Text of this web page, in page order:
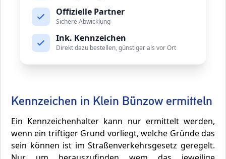
Offizielle Partner
Sichere Abwicklung
Ink. Kennzeichen
Direkt dazu bestellen, günstiger als vor Ort
Kennzeichen in Klein Bünzow ermitteln
Ein Kennzeichenhalter kann nur ermittelt werden,
wenn ein triftiger Grund vorliegt, welche Gründe das
sein können ist im Straßenverkehrsgesetz geregelt.